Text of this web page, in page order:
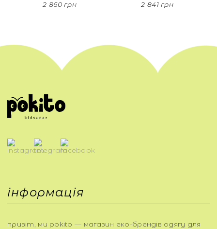
2 860 грн 2 841 грн
інформація
привіт, ми pokito — магазин еко-брендів одягу для